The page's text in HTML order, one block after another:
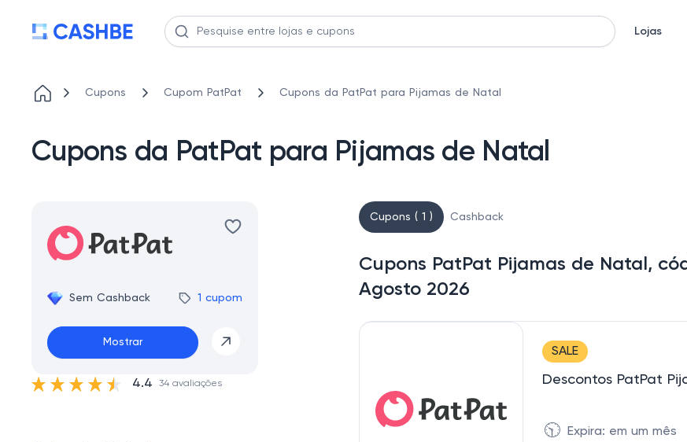
Lojas
Cupons Cupom PatPat Cupons da PatPat para Pijamas de Natal
Cupons da PatPat para Pijamas de Natal
Sem Cashback 1 cupom
Mostrar
4.4 34 avaliações
Cupons ( 1 ) Cashback
Cupons PatPat Pijamas de Natal,
Agosto 2026
SALE
Descontos PatPat
🕥 Expira: em um mês